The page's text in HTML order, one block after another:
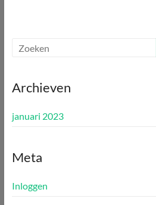
Archieven
januari 2023
Meta
Inloggen